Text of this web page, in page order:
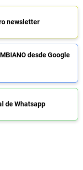
newsletter
desde Google
de Whatsapp